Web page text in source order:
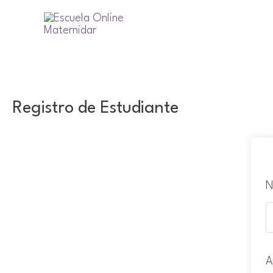
Registro de Estudiante